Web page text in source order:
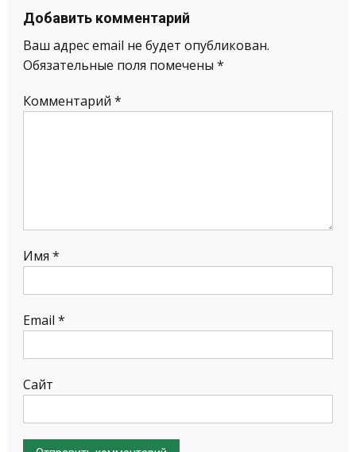
Добавить комментарий
Ваш адрес email не будет опубликован.
Обязательные поля помечены *
Комментарий *
Имя *
Email *
Сайт